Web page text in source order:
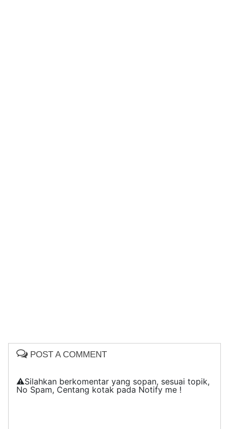
POST A COMMENT
⚠️Silahkan berkomentar yang sopan, sesuai topik,
No Spam, Centang kotak pada Notify me !